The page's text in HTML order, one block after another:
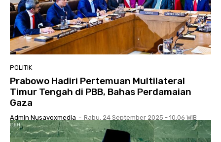
POLITIK
Prabowo Hadiri Pertemuan Multilateral
Timur Tengah di PBB, Bahas Perdamaian
Gaza
Admin Nusavoxmedia - Rabu, 24 September 2025 - 10:06 WIB